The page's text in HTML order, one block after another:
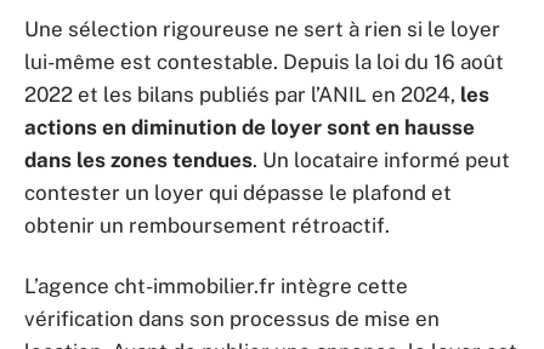
Une sélection rigoureuse ne sert à rien si le loyer
lui-même est contestable. Depuis la loi du 16 août
2022 et les bilans publiés par l’ANIL en 2024, les
actions en diminution de loyer sont en hausse
dans les zones tendues. Un locataire informé peut
contester un loyer qui dépasse le plafond et
obtenir un remboursement rétroactif.
L’agence cht-immobilier.fr intègre cette
vérification dans son processus de mise en